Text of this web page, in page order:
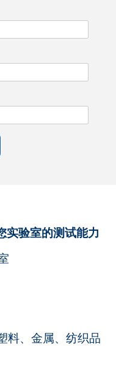
实验室的测试能力
料、金属、纺织品